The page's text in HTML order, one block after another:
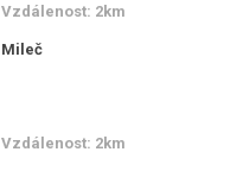
Vzdálenost: 2km
Mileč
Vzdálenost: 2km